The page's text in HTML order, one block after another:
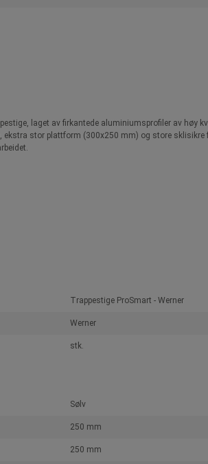
laget av firkantede aluminiumsprofiler av høy
ekstra stor plattform (300x250 mm) og store sklisikre
Trappestige ProSmart - Werner
Werner
stk.
Sølv
250 mm
250 mm